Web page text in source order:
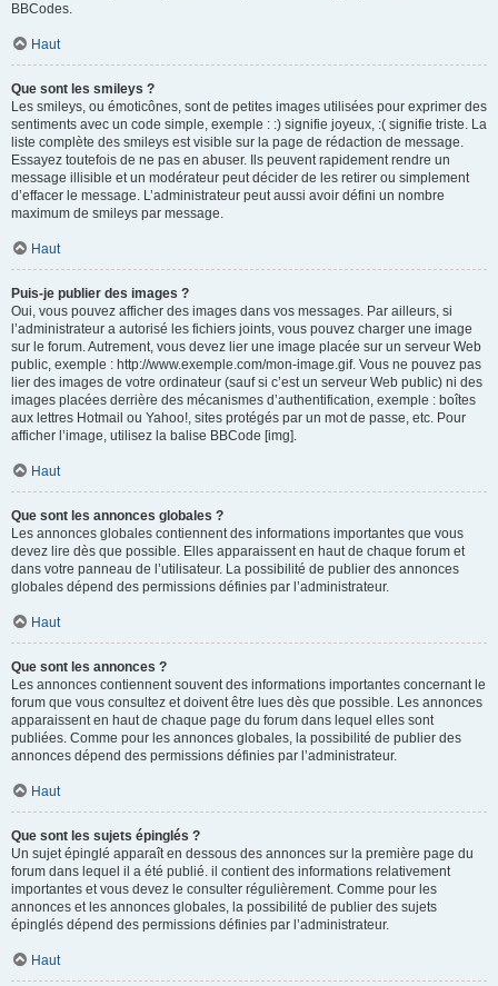
BBCodes.
Haut
Que sont les smileys ?
Les smileys, ou émoticônes, sont de petites images utilisées pour exprimer des
sentiments avec un code simple, exemple : :) signifie joyeux, :( signifie triste. La
liste complète des smileys est visible sur la page de rédaction de message.
Essayez toutefois de ne pas en abuser. Ils peuvent rapidement rendre un
message illisible et un modérateur peut décider de les retirer ou simplement
d’effacer le message. L’administrateur peut aussi avoir défini un nombre
maximum de smileys par message.
Haut
Puis-je publier des images ?
Oui, vous pouvez afficher des images dans vos messages. Par ailleurs, si
l’administrateur a autorisé les fichiers joints, vous pouvez charger une image
sur le forum. Autrement, vous devez lier une image placée sur un serveur Web
public, exemple : http://www.exemple.com/mon-image.gif. Vous ne pouvez pas
lier des images de votre ordinateur (sauf si c’est un serveur Web public) ni des
images placées derrière des mécanismes d’authentification, exemple : boîtes
aux lettres Hotmail ou Yahoo!, sites protégés par un mot de passe, etc. Pour
afficher l’image, utilisez la balise BBCode [img].
Haut
Que sont les annonces globales ?
Les annonces globales contiennent des informations importantes que vous
devez lire dès que possible. Elles apparaissent en haut de chaque forum et
dans votre panneau de l’utilisateur. La possibilité de publier des annonces
globales dépend des permissions définies par l’administrateur.
Haut
Que sont les annonces ?
Les annonces contiennent souvent des informations importantes concernant le
forum que vous consultez et doivent être lues dès que possible. Les annonces
apparaissent en haut de chaque page du forum dans lequel elles sont
publiées. Comme pour les annonces globales, la possibilité de publier des
annonces dépend des permissions définies par l’administrateur.
Haut
Que sont les sujets épinglés ?
Un sujet épinglé apparaît en dessous des annonces sur la première page du
forum dans lequel il a été publié. il contient des informations relativement
importantes et vous devez le consulter régulièrement. Comme pour les
annonces et les annonces globales, la possibilité de publier des sujets
épinglés dépend des permissions définies par l’administrateur.
Haut